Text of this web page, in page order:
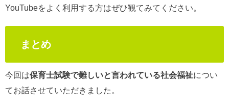
YouTubeをよく利用する方はぜひ観てみてください。
まとめ
今回は保育士試験で難しいと言われている社会福祉につい
てお話させていただきました。